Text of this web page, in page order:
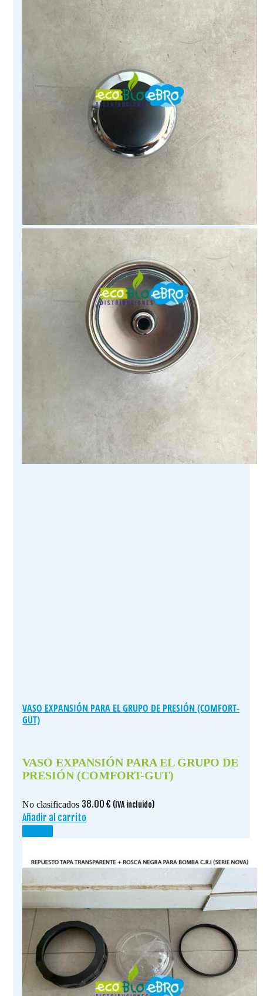
era:
235.00 €.
177.94 €.
VASO EXPANSIÓN PARA EL GRUPO DE PRESIÓN (COMFORT-
GUT)
VASO EXPANSIÓN PARA EL GRUPO DE
PRESIÓN (COMFORT-GUT)
No clasificados 38.00 € (IVA incluido)
Añadir al carrito